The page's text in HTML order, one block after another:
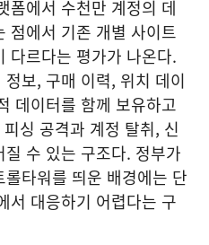
폼에서 수천만 계정의 데
점에서 기존 개별 사이트
다르다는 평가가 나온다.
보, 구매 이력, 위치 데이
데이터를 함께 보유하고
싱 공격과 계정 탈취, 신
수 있는 구조다. 정부가
타워를 띄운 배경에는 단
서 대응하기 어렵다는 구